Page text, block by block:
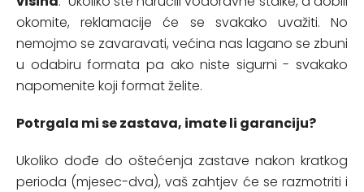
okomite, reklamacije će se svakako uvažiti. No
nemojmo se zavaravati, većina nas lagano se zbuni
u odabiru formata pa ako niste sigurni - svakako
napomenite koji format želite.
Potrgala mi se zastava, imate li garanciju?
Ukoliko dođe do oštećenja zastave nakon kratkog
perioda (mjesec-dva), vaš zahtjev će se razmotriti i